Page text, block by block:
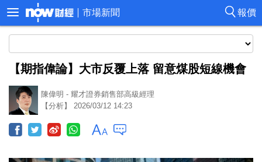
報價
市場新聞
【期指偉論】大市反覆上落 留意煤股短線機會
陳偉明 - 耀才證券銷售部高級經理
【分析】 2026/03/12 14:23